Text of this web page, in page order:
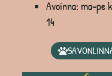
Avoinna: ma-pe
14